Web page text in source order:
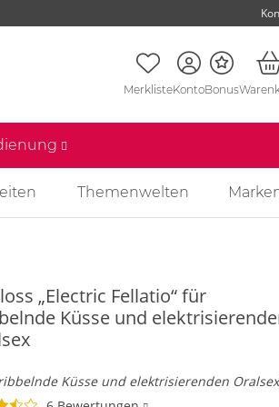
MerklisteKontoBonus
Themenwelten
„Electric Fellatio“ für
Küsse und
Küsse und elektrisierenden